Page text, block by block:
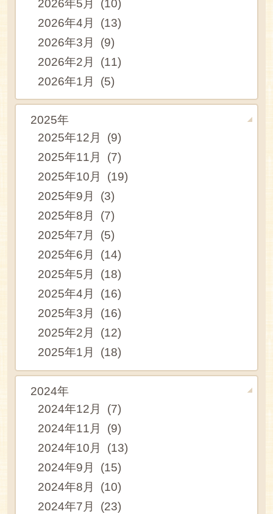
2026年5月 (10)
2026年4月 (13)
2026年3月 (9)
2026年2月 (11)
2026年1月 (5)
2025年
2025年12月 (9)
2025年11月 (7)
2025年10月 (19)
2025年9月 (3)
2025年8月 (7)
2025年7月 (5)
2025年6月 (14)
2025年5月 (18)
2025年4月 (16)
2025年3月 (16)
2025年2月 (12)
2025年1月 (18)
2024年
2024年12月 (7)
2024年11月 (9)
2024年10月 (13)
2024年9月 (15)
2024年8月 (10)
2024年7月 (23)